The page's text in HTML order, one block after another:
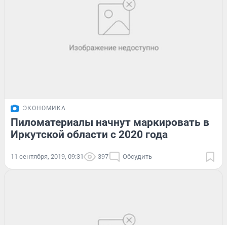
ЭКОНОМИКА
Пиломатериалы начнут маркировать в
Иркутской области с 2020 года
11 сентября, 2019, 09:31 397 Обсудить